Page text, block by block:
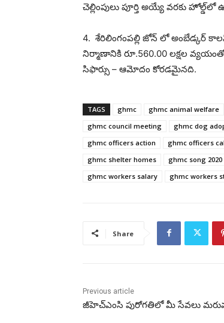
చెల్లింపులు పూర్తి అయ్యే వరకు హోల్డ్‌లో
4. శేరిలింగంపల్లి జోన్‌ లో అంబేడ్కర్
నిర్మాణానికి రూ.560.00 లక్షల
సిఫార్సు – ఆమోదం కోరడమైనది.
TAGS ghmc ghmc animal welfare
ghmc council meeting
ghmc dog
ghmc officers action
ghmc officers
ghmc shelter homes
ghmc song 2020
ghmc workers salary
ghmc workers
Share
Previous article
జీహెచ్ఎంసి పురోగతిలో మీ సేవలు